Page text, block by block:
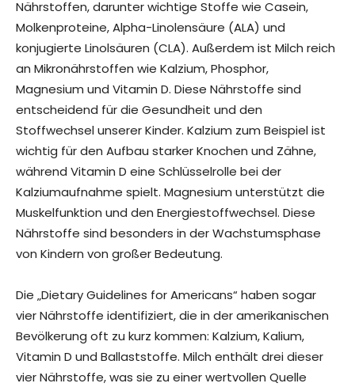
Nährstoffen, darunter wichtige Stoffe wie Casein,
Molkenproteine, Alpha-Linolensäure (ALA) und
konjugierte Linolsäuren (CLA). Außerdem ist Milch reich
an Mikronährstoffen wie Kalzium, Phosphor,
Magnesium und Vitamin D. Diese Nährstoffe sind
entscheidend für die Gesundheit und den
Stoffwechsel unserer Kinder. Kalzium zum Beispiel ist
wichtig für den Aufbau starker Knochen und Zähne,
während Vitamin D eine Schlüsselrolle bei der
Kalziumaufnahme spielt. Magnesium unterstützt die
Muskelfunktion und den Energiestoffwechsel. Diese
Nährstoffe sind besonders in der Wachstumsphase
von Kindern von großer Bedeutung.
Die „Dietary Guidelines for Americans“ haben sogar
vier Nährstoffe identifiziert, die in der amerikanischen
Bevölkerung oft zu kurz kommen: Kalzium, Kalium,
Vitamin D und Ballaststoffe. Milch enthält drei dieser
vier Nährstoffe, was sie zu einer wertvollen Quelle